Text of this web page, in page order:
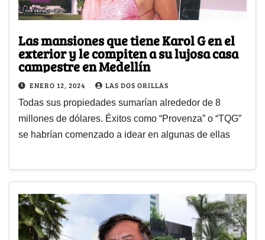
Las mansiones que tiene Karol G en el
exterior y le compiten a su lujosa casa
campestre en Medellín
ENERO 12, 2024 LAS DOS ORILLAS
Todas sus propiedades sumarían alrededor de 8
millones de dólares. Éxitos como “Provenza” o “TQG”
se habrían comenzado a idear en algunas de ellas